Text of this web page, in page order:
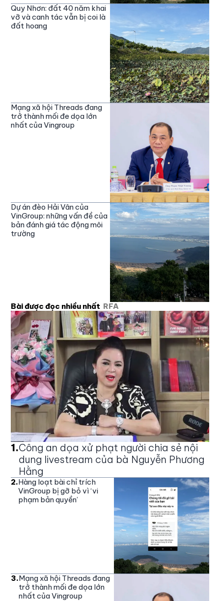
Quy Nhơn: đất 40 năm khai
vỡ và canh tác vẫn bị coi là
đất hoang
Mạng xã hội Threads đang
trở thành mối đe dọa lớn
nhất của Vingroup
Dự án đèo Hải Vân của
VinGroup: những vấn đề của
bản đánh giá tác động môi
trường
Bài được đọc nhiều nhất RFA
1.Công an dọa xử phạt người chia sẻ nội
dung livestream của bà Nguyễn Phương
Hằng
2.Hàng loạt bài chỉ trích
VinGroup bị gỡ bỏ vì ‘vi
phạm bản quyền’
3.Mạng xã hội Threads đang
trở thành mối đe dọa lớn
nhất của Vingroup